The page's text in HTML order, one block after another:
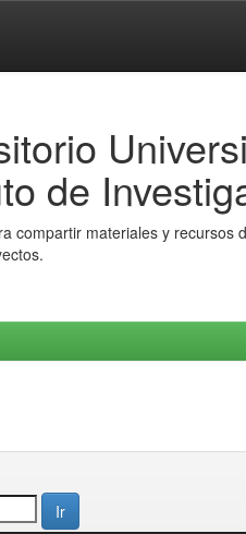
de
compartir materiales y recursos